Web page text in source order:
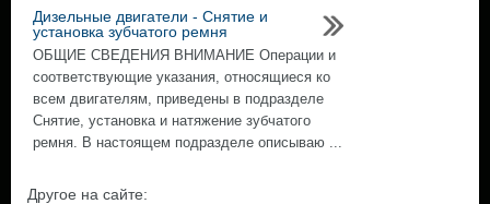
Дизельные двигатели - Снятие и
установка зубчатого ремня
ОБЩИЕ СВЕДЕНИЯ ВНИМАНИЕ Операции и
соответствующие указания, относящиеся ко
всем двигателям, приведены в подразделе
Снятие, установка и натяжение зубчатого
ремня. В настоящем подразделе описываю ...
Другое на сайте: